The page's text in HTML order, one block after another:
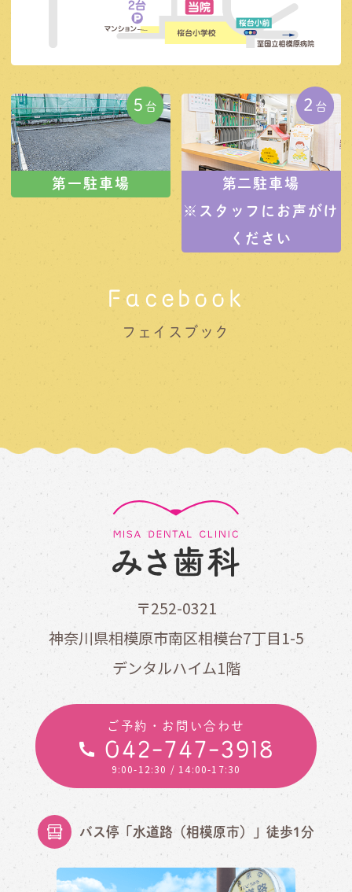
第一駐車場
第二駐車場
※スタッフにお声がけ
ください
Facebook
フェイスブック
〒252-0321
神奈川県相模原市南区相模台7丁目1-5
デンタルハイム1階
ご予約・お問い合わせ
042-747-3918
9:00-12:30 / 14:00-17:30
バス停「水道路（相模原市）」徒歩1分